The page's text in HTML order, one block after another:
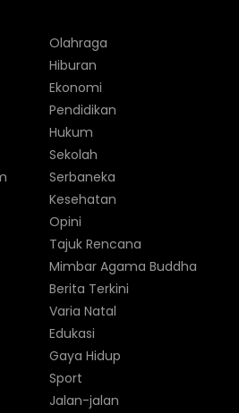
Olahraga
Hiburan
Ekonomi
Pendidikan
Hukum
Sekolah
Serbaneka
Kesehatan
Opini
Tajuk Rencana
Mimbar Agama Buddha
Berita Terkini
Varia Natal
Edukasi
Gaya Hidup
Sport
Jalan-jalan